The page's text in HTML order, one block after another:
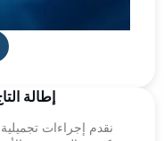
إطالة
نقدم إجراءات